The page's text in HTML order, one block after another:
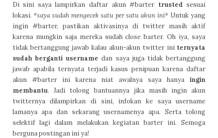
Di sini saya lampirkan daftar akun #barter trustedsesuai
lokasi. *saya sudah mengecek satu per satu akun ini* Untuk yang
ingin #barter, pastikan aktivasinya di twitter masih aktif
karena mungkin saja mereka sudah close barter. Oh iya, saya
tidak bertanggung jawab kalau akun-akun twitter ini ternyata
sudah berganti usernamedan saya juga tidak bertanggung
jawab apabila ternyata terjadi kasus penipuan karena daftar
akun #barter ini karena niat awalnya saya hanyaingin
membantu. Jadi tolong bantuannya jika masih ingin akun
twitternya dilampirkan di sini, infokan ke saya username
lamanya apa dan sekarang usernamenya apa. Serta tolong
selektif lagi dalam melakukan kegiatan barter ini. Semoga
berguna postingan ini ya!